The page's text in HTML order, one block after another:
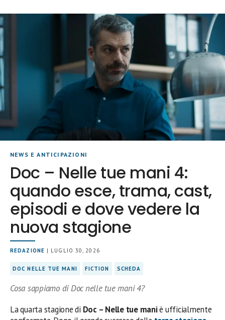
NEWS E ANTICIPAZIONI
Doc – Nelle tue mani 4:
quando esce, trama, cast,
episodi e dove vedere la
nuova stagione
REDAZIONE | LUGLIO 30, 2026
DOC NELLE TUE MANI FICTION SCHEDA
Cosa sappiamo di Doc nelle tue mani 4?
La quarta stagione di Doc – Nelle tue maniè ufficialmente